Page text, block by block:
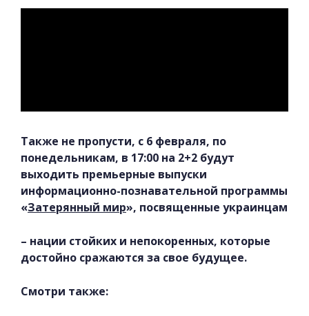
Также не пропусти, с 6 февраля, по
понедельникам, в 17:00 на 2+2 будут
выходить премьерные выпуски
информационно-познавательной программы
«Затерянный мир», посвященные украинцам
– нации стойких и непокоренных, которые
достойно сражаются за свое будущее.
Смотри также: